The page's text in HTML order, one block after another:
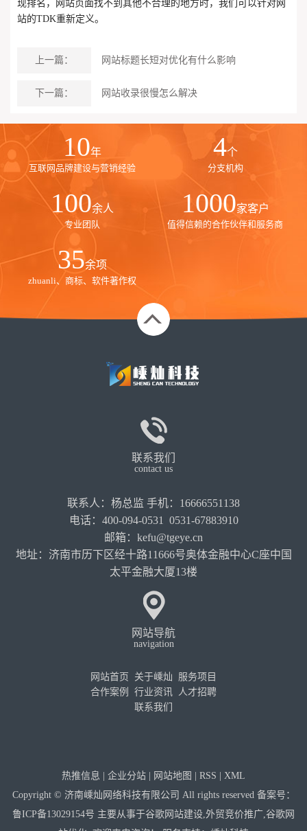
现排名，网站页面找不到其他不合理的地方时，我们可以针对网
站的TDK重新定义。
上一篇： 网站标题长短对优化有什么影响
下一篇： 网站收录很慢怎么解决
10年
互联网品牌建设与营销经验
4个
分支机构
100余人
专业团队
1000家客户
值得信赖的合作伙伴和服务商
35余项
zhuanli、商标、软件著作权
联系我们
contact us
联系人：杨总监 手机：16666551138
电话：400-094-0531 0531-67883910
邮箱：kefu@tgeye.cn
地址：济南市历下区经十路11666号奥体金融中心C座中国
太平金融大厦13楼
网站导航
navigation
网站首页 关于嵊灿
服务项目
合作案例
行业资讯
人才招聘
联系我们
热推信息 | 企业分站 | 网站地图 | RSS | XML
Copyright © 济南嵊灿网络科技有限公司 All rights reserved 备案号：
鲁ICP备13029154号 主要从事于谷歌网站建设 外贸竞价推广 谷歌网